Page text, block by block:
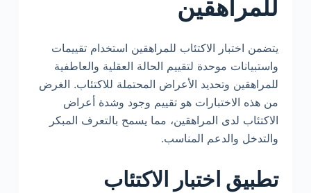
للمراهقين
يتضمن اختبار الاكتئاب للمراهقين استخدام تقييمات
واستبيانات موحدة لتقييم الحالة العقلية والعاطفية
للمراهقين وتحديد الأعراض المحتملة للاكتئاب. الغرض
من هذه الاختبارات هو تقييم وجود وشدة أعراض
الاكتئاب لدى المراهقين، مما يسمح بالتعرف المبكر
والتدخل والدعم المناسب.
تطبيق اختبار الاكتئاب